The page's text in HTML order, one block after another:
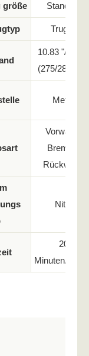
größe Standard
Truggy
10.83 "/
(275/280mm)
Metall
Vorwärts,
Bremse,
Rückwärts
Nitro
20
Minuten/